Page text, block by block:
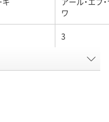
ワ
3
片開き扉タ
両開き書庫